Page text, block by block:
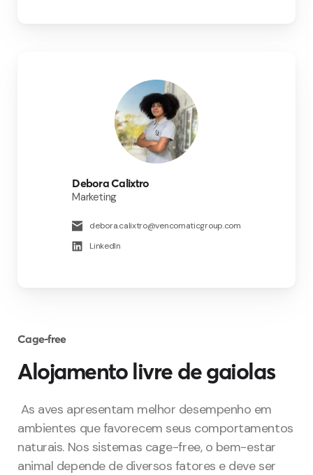
Debora Calixtro
Marketing
debora.calixtro@vencomaticgroup.com
LinkedIn
Cage-free
Alojamento livre de gaiolas
As aves apresentam melhor desempenho em
ambientes que favorecem seus comportamentos
naturais. Nos sistemas cage-free, o bem-estar
animal depende de diversos fatores e deve ser